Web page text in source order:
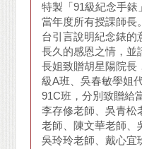
特製「91級紀念手錶
當年度所有授課師長
台引言說明紀念錶的
長久的感恩之情，並
長姐致贈胡星陽院長
級A班、吳春敏學姐
91C班，分別致贈給
李存修老師、吳青松
老師、陳文華老師、
吳玲玲老師、戴心宜